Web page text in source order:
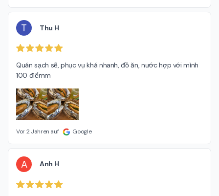
T Thu H
Quán sạch sẽ, phục vụ khá nhanh, đồ ăn, nước hợp với mình
100 điểmm
Vor 2 Jahren auf Google
A Anh H